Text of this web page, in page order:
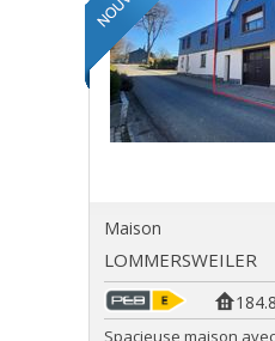
Maison
LOMMERSWEILER
Spacieuse maison